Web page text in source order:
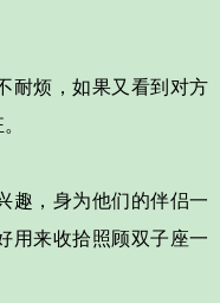
烦，如果又看到对方
，身为他们的伴侣一
用来收拾照顾双子座一